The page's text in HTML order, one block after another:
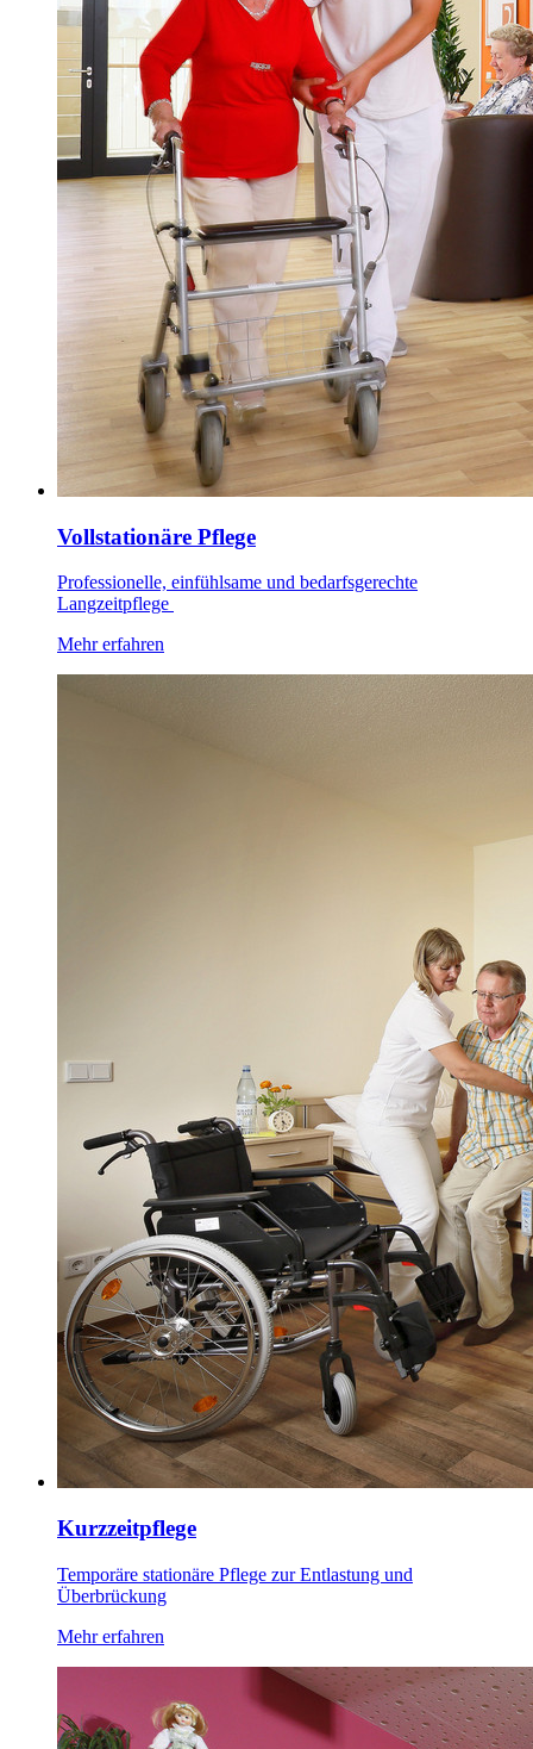
Vollstationäre Pflege
Professionelle, einfühlsame und bedarfsgerechte
Langzeitpflege
Mehr erfahren
Kurzzeitpflege
Temporäre stationäre Pflege zur Entlastung und
Überbrückung
Mehr erfahren